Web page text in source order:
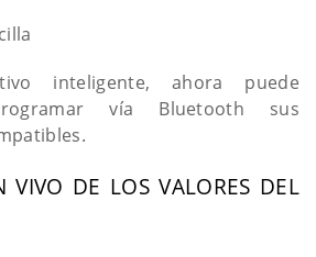
inteligente, ahora puede
vía Bluetooth sus
VIVO DE LOS VALORES DEL